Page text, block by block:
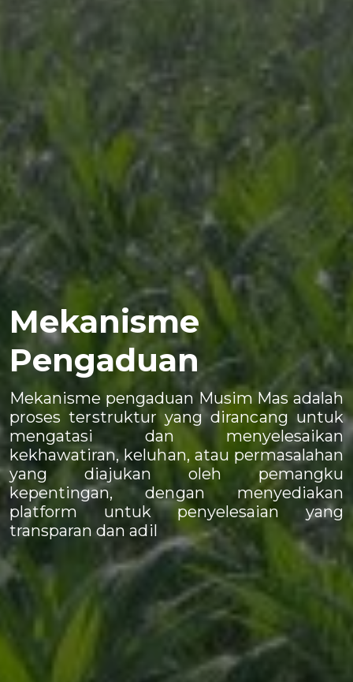
Mekanisme
Pengaduan
Mekanisme pengaduan Musim Mas adalah
proses terstruktur yang dirancang untuk
mengatasi dan menyelesaikan
kekhawatiran, keluhan, atau permasalahan
yang diajukan oleh pemangku
kepentingan, dengan menyediakan
platform untuk penyelesaian yang
transparan dan adil